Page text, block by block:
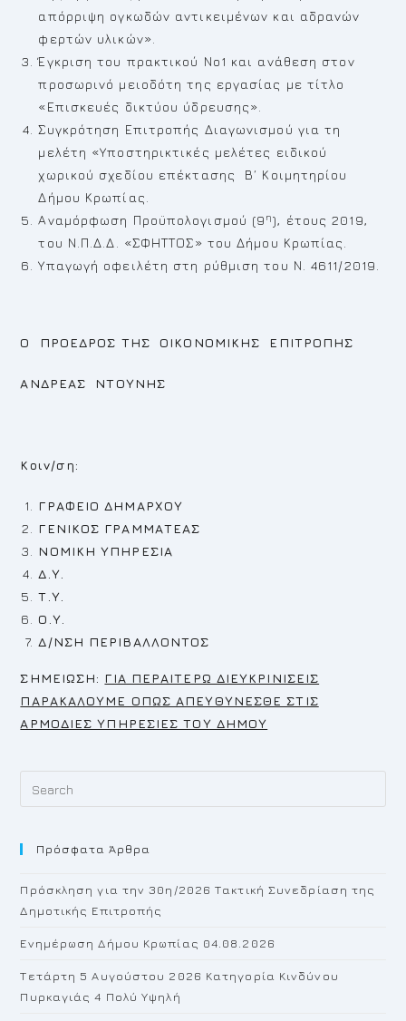
απόρριψη ογκωδών αντικειμένων και αδρανών
φερτών υλικών».
Έγκριση του πρακτικού Νο1 και ανάθεση στον
προσωρινό μειοδότη της εργασίας με τίτλο
«Επισκευές δικτύου ύδρευσης».
Συγκρότηση Επιτροπής Διαγωνισμού για τη
μελέτη «Υποστηρικτικές μελέτες ειδικού
χωρικού σχεδίου επέκτασης Β΄ Κοιμητηρίου
Δήμου Κρωπίας.
Αναμόρφωση Προϋπολογισμού (9 η), έτους 2019,
του Ν.Π.Δ.Δ. «ΣΦΗΤΤΟΣ» του Δήμου Κρωπίας.
Υπαγωγή οφειλέτη στη ρύθμιση του Ν. 4611/2019.
Ο ΠΡΟΕΔΡΟΣ ΤΗΣ ΟΙΚΟΝΟΜΙΚΗΣ ΕΠΙΤΡΟΠΗΣ
ΑΝΔΡΕΑΣ ΝΤΟΥΝΗΣ
Κοιν/ση:
ΓΡΑΦΕΙΟ ΔΗΜΑΡΧΟΥ
ΓΕΝΙΚΟΣ ΓΡΑΜΜΑΤΕΑΣ
ΝΟΜΙΚΗ ΥΠΗΡΕΣΙΑ
Δ.Υ.
Τ.Υ.
Ο.Υ.
Δ/ΝΣΗ ΠΕΡΙΒΑΛΛΟΝΤΟΣ
ΣΗΜΕΙΩΣΗ: ΓΙΑ ΠΕΡΑΙΤΕΡΩ ΔΙΕΥΚΡΙΝΙΣΕΙΣ
ΠΑΡΑΚΑΛΟΥΜΕ ΟΠΩΣ ΑΠΕΥΘΥΝΕΣΘΕ ΣΤΙΣ
ΑΡΜΟΔΙΕΣ ΥΠΗΡΕΣΙΕΣ ΤΟΥ ΔΗΜΟΥ
Πρόσφατα Άρθρα
Πρόσκληση για την 30η/2026 Τακτική Συνεδρίαση της
Δημοτικής Επιτροπής
Ενημέρωση Δήμου Κρωπίας 04.08.2026
Τετάρτη 5 Αυγούστου 2026 Κατηγορία Κινδύνου
Πυρκαγιάς 4 Πολύ Υψηλή